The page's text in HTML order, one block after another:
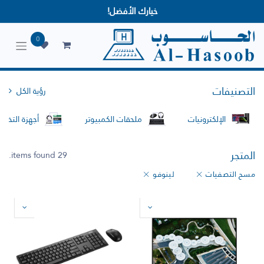
خيارك الأفضل!
0
التصنيفات
رؤية الكل
الإلكترونيات
ملحقات الكمبيوتر أجهزة
المتجر 29 items found.
مسح التصفيات لينوفو